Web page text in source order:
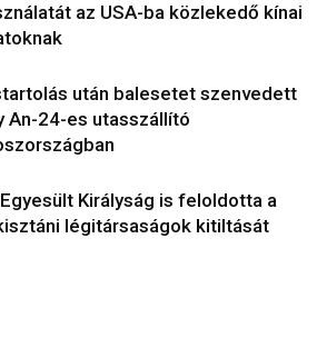
az USA-ba közlekedő kínai
után balesetet szenvedett
An-24-es utasszállító
Királyság is feloldotta a
légitársaságok kitiltását